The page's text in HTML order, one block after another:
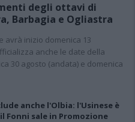
degli ottavi di
Barbagia e Ogliastra
avrà inizio domenica 13
anche le date della
30 agosto (andata) e domenica
anche l'Olbia: l'Usinese è
Fonni sale in Promozione